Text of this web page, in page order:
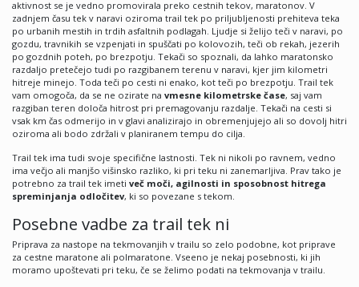
aktivnost se je vedno promovirala preko cestnih tekov, maratonov. V
zadnjem času tek v naravi oziroma trail tek po priljubljenosti prehiteva teka
po urbanih mestih in trdih asfaltnih podlagah. Ljudje si želijo teči v naravi, po
gozdu, travnikih se vzpenjati in spuščati po kolovozih, teči ob rekah, jezerih
po gozdnih poteh, po brezpotju. Tekači so spoznali, da lahko maratonsko
razdaljo pretečejo tudi po razgibanem terenu v naravi, kjer jim kilometri
hitreje minejo. Toda teči po cesti ni enako, kot teči po brezpotju. Trail tek
vam omogoča, da se ne ozirate na vmesne kilometrske čase, saj vam
razgiban teren določa hitrost pri premagovanju razdalje. Tekači na cesti si
vsak km čas odmerijo in v glavi analizirajo in obremenjujejo ali so dovolj hitri
oziroma ali bodo zdržali v planiranem tempu do cilja.
Trail tek ima tudi svoje specifične lastnosti. Tek ni nikoli po ravnem, vedno
ima večjo ali manjšo višinsko razliko, ki pri teku ni zanemarljiva. Prav tako je
potrebno za trail tek imeti več moči, agilnosti in sposobnost hitrega
spreminjanja odločitev, ki so povezane s tekom.
Posebne vadbe za trail tek ni
Priprava za nastope na tekmovanjih v trailu so zelo podobne, kot priprave
za cestne maratone ali polmaratone. Vseeno je nekaj posebnosti, ki jih
moramo upoštevati pri teku, če se želimo podati na tekmovanja v trailu.